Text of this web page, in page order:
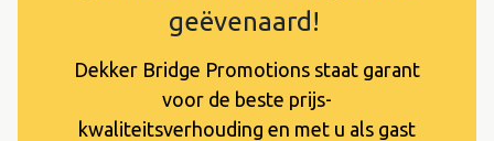
geëvenaard!
Dekker Bridge Promotions staat garant
voor de beste prijs-
kwaliteitsverhouding en met u als gast